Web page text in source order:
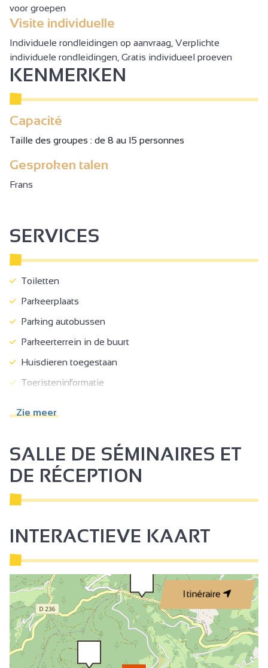
voor groepen
Visite individuelle
Individuele rondleidingen op aanvraag, Verplichte
individuele rondleidingen, Gratis individueel proeven
KENMERKEN
Capacité
Taille des groupes : de 8 au 15 personnes
Gesproken talen
Frans
SERVICES
Toiletten
Parkeerplaats
Parking autobussen
Parkeerterrein in de buurt
Huisdieren toegestaan
Toeristeninformatie
Verkoop op de boerderij
Toegankelijk voor rolstoel met hulp
Minimale doorgang 90 cm
Zie meer
SALLE DE SÉMINAIRES ET
DE RÉCEPTION
INTERACTIEVE KAART
Itinéraire